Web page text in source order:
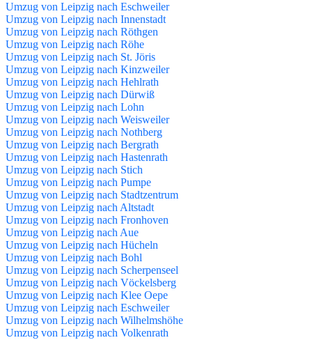
Umzug von Leipzig nach Eschweiler
Umzug von Leipzig nach Innenstadt
Umzug von Leipzig nach Röthgen
Umzug von Leipzig nach Röhe
Umzug von Leipzig nach St. Jöris
Umzug von Leipzig nach Kinzweiler
Umzug von Leipzig nach Hehlrath
Umzug von Leipzig nach Dürwiß
Umzug von Leipzig nach Lohn
Umzug von Leipzig nach Weisweiler
Umzug von Leipzig nach Nothberg
Umzug von Leipzig nach Bergrath
Umzug von Leipzig nach Hastenrath
Umzug von Leipzig nach Stich
Umzug von Leipzig nach Pumpe
Umzug von Leipzig nach Stadtzentrum
Umzug von Leipzig nach Altstadt
Umzug von Leipzig nach Fronhoven
Umzug von Leipzig nach Aue
Umzug von Leipzig nach Hücheln
Umzug von Leipzig nach Bohl
Umzug von Leipzig nach Scherpenseel
Umzug von Leipzig nach Vöckelsberg
Umzug von Leipzig nach Klee Oepe
Umzug von Leipzig nach Eschweiler
Umzug von Leipzig nach Wilhelmshöhe
Umzug von Leipzig nach Volkenrath